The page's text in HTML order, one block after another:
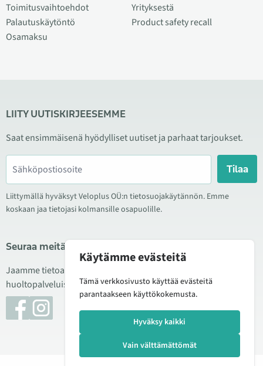
Toimitusvaihtoehdot
Palautuskäytöntö
Osamaksu
Yrityksestä
Product safety recall
LIITY UUTISKIRJEESEMME
Saat ensimmäisenä hyödylliset uutiset ja parhaat tarjoukset.
Tilaa
Liittymällä hyväksyt Veloplus OÜ:n tietosuojakäytännön. Emme
koskaan jaa tietojasi kolmansille osapuolille.
Seuraa meitä sosiaalisessa mediassa
Jaamme tietoa hyvistä tarjouksista, uusista tuotteista ja
huoltopalveluista. Joskus julkaisemme myös tuote-esittelyjä.
Käytämme evästeitä
Tämä verkkosivusto käyttää evästeitä
parantaakseen käyttökokemusta.
Hyväksy kaikki
Vain välttämättömät